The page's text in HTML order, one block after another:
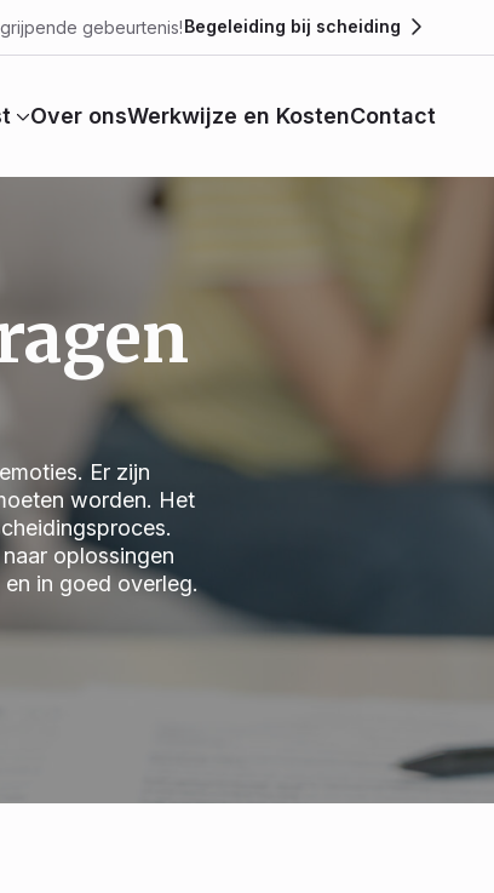
gebeurtenis!Begeleiding bij scheiding
Over onsWerkwijze en KostenContact
Er zijn
worden. Het
oplossingen
in goed overleg.